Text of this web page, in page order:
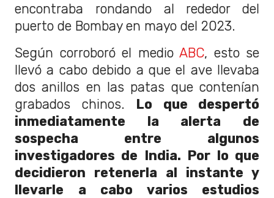
encontraba rondando al rededor del
puerto de Bombay en mayo del 2023.
Según corroboró el medio ABC, esto se
llevó a cabo debido a que el ave llevaba
dos anillos en las patas que contenían
grabados chinos. Lo que despertó
inmediatamente la alerta de
sospecha entre algunos
investigadores de India. Por lo que
decidieron retenerla al instante y
llevarle a cabo varios estudios